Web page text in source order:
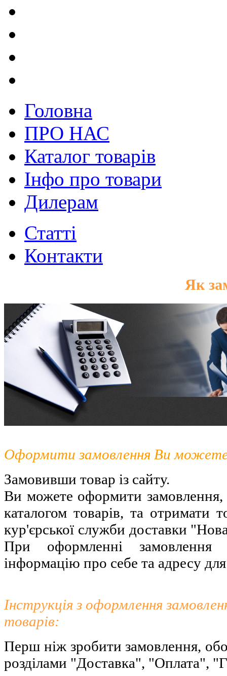
Головна
ПРО НАС
Каталог товарів
Інфо про товари
Дилерам
Статті
Контакти
Як
Оформити замовлення Ви
Замовивши товар із сайту.
Ви можете оформити
каталогом товарів, та отримати
кур'єрської служби доставки
При оформленні замовлення
інформацію про себе та адресу
Інструкція з оформлення
товарів:
Перш ніж зробити замовлення,
розділами "Доставка", "Оплата",